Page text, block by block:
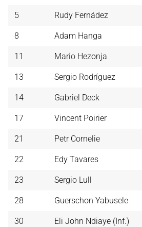
5 Rudy Fernádez
8 Adam Hanga
11 Mario Hezonja
13 Sergio Rodríguez
14 Gabriel Deck
17 Vincent Poirier
21 Petr Cornelie
22 Edy Tavares
23 Sergio Lull
28 Guerschon Yabusele
30 Eli John Ndiaye (Inf.)